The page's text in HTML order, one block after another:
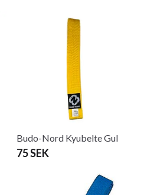
Budo-Nord Kyubelte Gul
75 SEK